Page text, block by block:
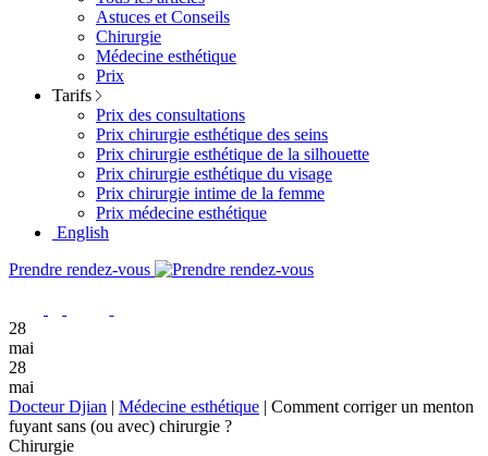
Astuces et Conseils
Chirurgie
Médecine esthétique
Prix
Tarifs
Prix des consultations
Prix chirurgie esthétique des seins
Prix chirurgie esthétique de la silhouette
Prix chirurgie esthétique du visage
Prix chirurgie intime de la femme
Prix médecine esthétique
English
Prendre rendez-vous
28
mai
28
mai
Docteur Djian | Médecine esthétique | Comment corriger un menton
fuyant sans (ou avec) chirurgie ?
Chirurgie